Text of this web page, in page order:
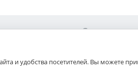
Сервис
Отложенные
и удобства посетителей. Вы можете